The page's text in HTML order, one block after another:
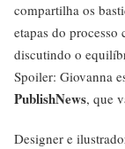
compartilha os
etapas do
discutindo o
Spoiler: Giovanna
PublishNews, que
Designer e